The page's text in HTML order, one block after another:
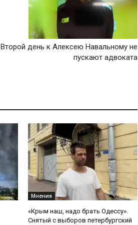
Второй день к Алексею Навальному не
пускают адвоката
Мнения
«Крым наш, надо брать Одессу».
Снятый с выборов петербургский